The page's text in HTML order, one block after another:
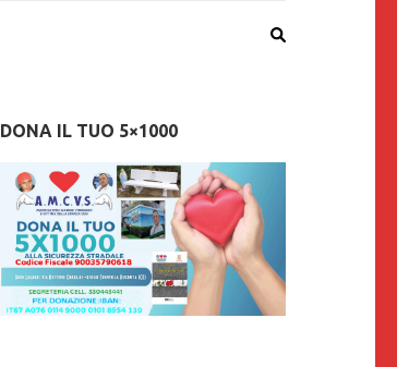
DONA IL TUO 5×1000